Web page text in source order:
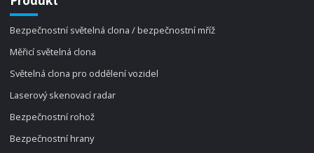
Bezpečnostní světelná clona / bezpečnostní mříž
Měřicí světelná clona
Světelná clona pro oddělení vozidel
Laserový skenovací radar
Bezpečnostní rohož
Bezpečnostní hrany